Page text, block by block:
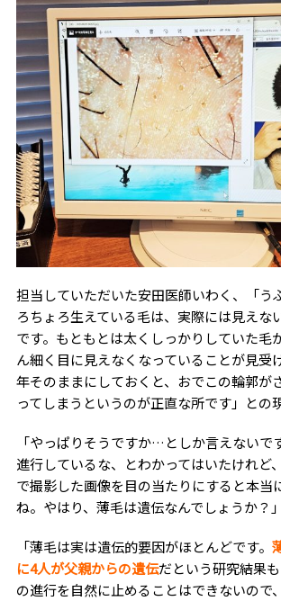
担当していただいた安田医師いわく、「う
ろちょろ生えている毛は、実際には見えな
です。もともとは太くしっかりしていた毛
ん細く目に見えなくなっていることが見受
年そのままにしておくと、おでこの輪郭が
ってしまうというのが正直な所です」との
「やっぱりそうですか…としか言えないで
進行しているな、とわかってはいたけれど
で撮影した画像を目の当たりにすると本当
ね。やはり、薄毛は遺伝なんでしょうか？
「薄毛は実は遺伝的要因がほとんどです。
に4人が父親からの遺伝だという研究結果
の進行を自然に止めることはできないので